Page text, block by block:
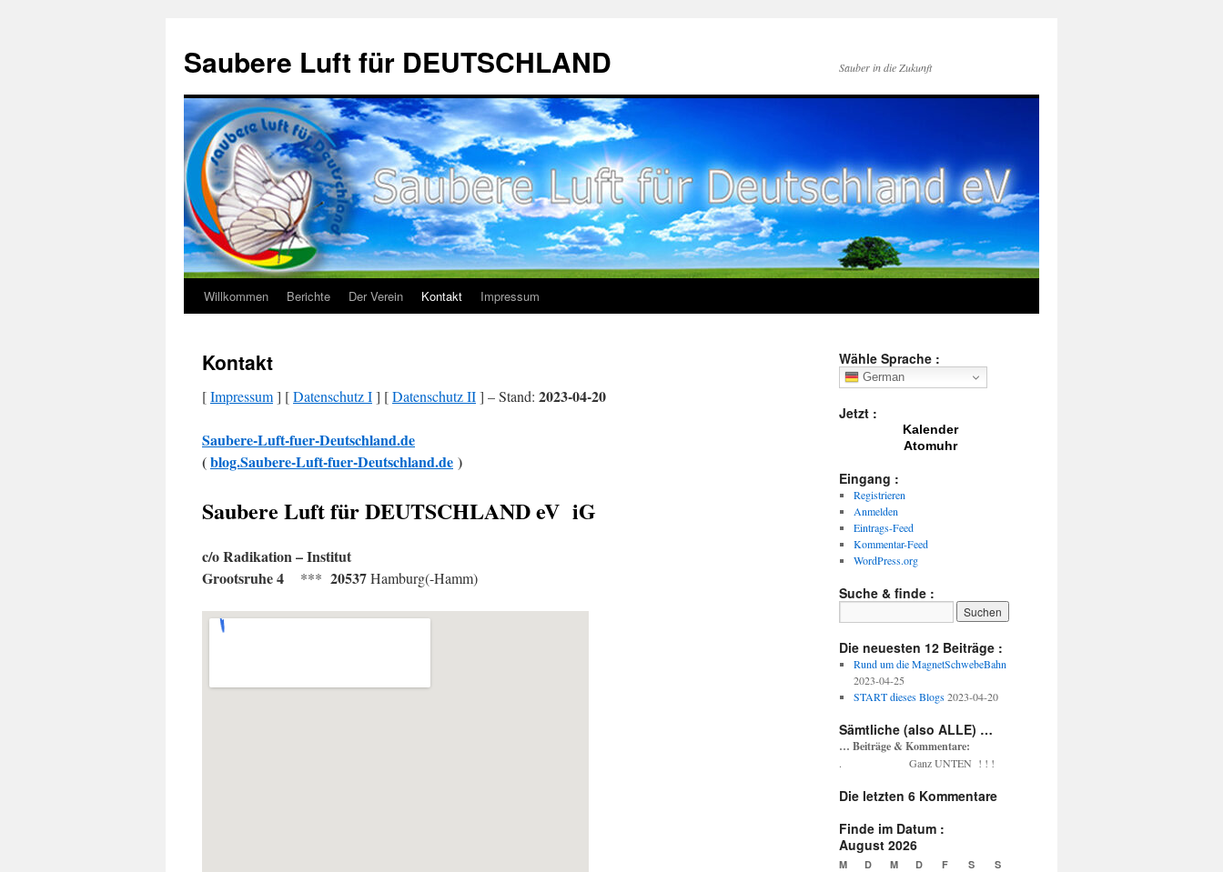
Saubere Luft für DEUTSCHLAND Sauber in die Zukunft
Zum
springen
Willkommen Berichte Der Verein Kontakt Impressum
Kontakt
[Impressum] [Datenschutz I] [Datenschutz II] – Stand: 2023-04-20
Saubere-Luft-fuer-Deutschland.de
(blog.Saubere-Luft-fuer-Deutschland.de )
Saubere Luft für DEUTSCHLAND eV iG
c/o Radikation – Institut
Grootsruhe 4 *** 20537Hamburg(-Hamm)
Wähle Sprache :
German
Jetzt :
Kalender
Atomuhr
Eingang :
Registrieren
Anmelden
Eintrags-Feed
Kommentar-Feed
WordPress.org
Suche & finde :
Die neuesten 12 Beiträge :
Rund um die MagnetSchwebeBahn
2023-04-25
START dieses Blogs 2023-04-20
Sämtliche (also ALLE) …
… Beiträge & Kommentare:
. Ganz UNTEN ! ! !
Die letzten 6 Kommentare
Finde im Datum :
August 2026
M D M D F S S